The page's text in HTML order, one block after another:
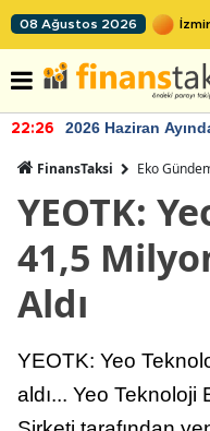
08 Ağustos 2026
22:26
2026 Haziran
FinansTaksi Eko
YEOTK:
41,5
Aldı
YEOTK: Yeo
aldı... Yeo Teknoloji